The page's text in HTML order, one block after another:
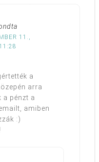
11.,
a
arra
a pénzt a
amiben
:)